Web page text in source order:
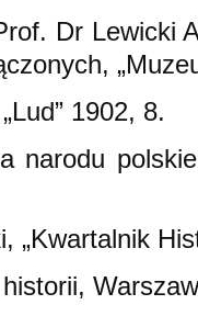
Dr Lewicki
1902, 8.
narodu
„Kwartalnik